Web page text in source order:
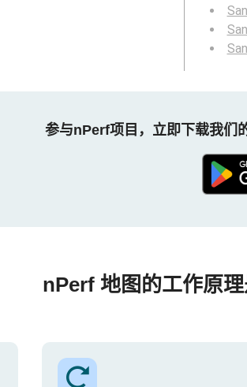
参与nPerf项目，立即下载我们
nPerf 地图的工作原理